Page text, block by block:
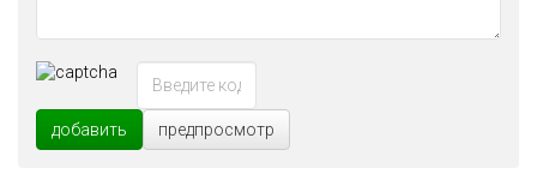
добавить предпросмотр